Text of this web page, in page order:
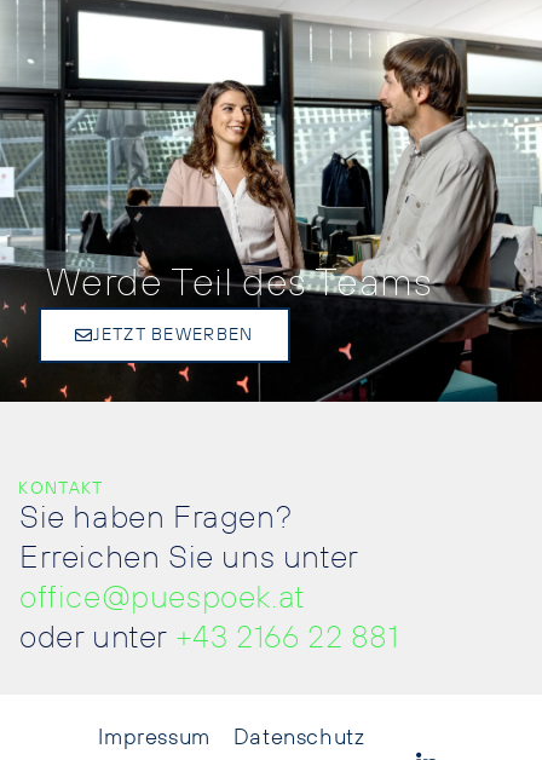
Werde Teil des Teams
JETZT BEWERBEN
KONTAKT
Sie haben Fragen?
Erreichen Sie uns unter
office@puespoek.at
oder unter +43 2166 22 881
Impressum Datenschutz